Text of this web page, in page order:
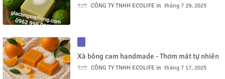
CÔNG TY TNHH ECOLIFE tháng 7 29, 2025
Xà bông cam handmade - Thơm mát tự nhiên
CÔNG TY TNHH ECOLIFE tháng 7 17, 2025